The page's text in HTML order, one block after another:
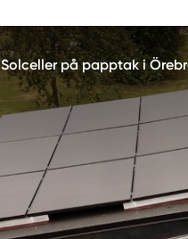
Solceller på papptak i